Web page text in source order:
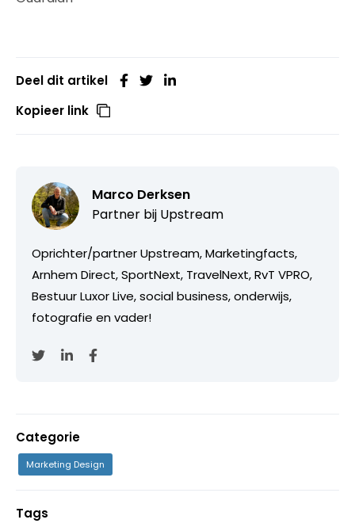
Deel dit artikel
Kopieer link
Marco Derksen
Partner bij Upstream
Oprichter/partner Upstream, Marketingfacts,
Arnhem Direct, SportNext, TravelNext, RvT VPRO,
Bestuur Luxor Live, social business, onderwijs,
fotografie en vader!
Categorie
Marketing Design
Tags